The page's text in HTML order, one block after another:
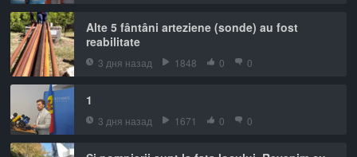
Alte 5 fântâni arteziene (sonde) au fost
reabilitate
3 дня назад 1848 0 0
1
3 дня назад 1671 0 0